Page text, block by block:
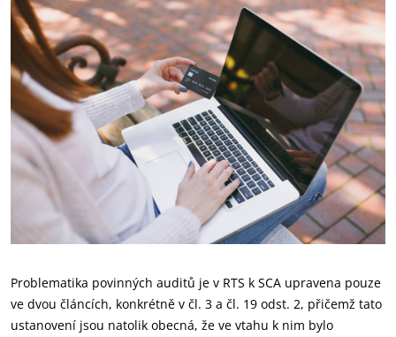
Problematika povinných auditů je v RTS k SCA upravena pouze
ve dvou článcích, konkrétně v čl. 3 a čl. 19 odst. 2, přičemž tato
ustanovení jsou natolik obecná, že ve vtahu k nim bylo